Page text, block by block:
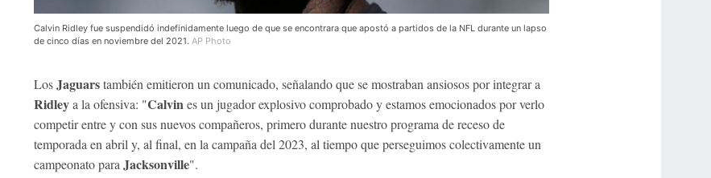
Calvin Ridley fue suspendidó indefinidamente luego de que se encontrara que apostó a partidos de la NFL durante un lapso
de cinco días en noviembre del 2021. AP Photo
LosJaguarstambién emitieron un comunicado, señalando que se mostraban ansiosos por integrar a
Ridleya la ofensiva: "Calvines un jugador explosivo comprobado y estamos emocionados por verlo
competir entre y con sus nuevos compañeros, primero durante nuestro programa de receso de
temporada en abril y, al final, en la campaña del 2023, al tiempo que perseguimos colectivamente un
campeonato paraJacksonville".